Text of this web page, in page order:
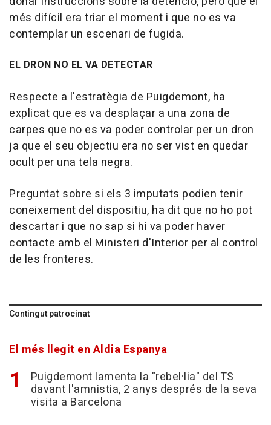
més difícil era triar el moment i que no es va
contemplar un escenari de fugida.
EL DRON NO EL VA DETECTAR
Respecte a l'estratègia de Puigdemont, ha
explicat que es va desplaçar a una zona de
carpes que no es va poder controlar per un dron
ja que el seu objectiu era no ser vist en quedar
ocult per una tela negra.
Preguntat sobre si els 3 imputats podien tenir
coneixement del dispositiu, ha dit que no ho pot
descartar i que no sap si hi va poder haver
contacte amb el Ministeri d'Interior per al control
de les fronteres.
Contingut patrocinat
El més llegit en Aldia Espanya
Puigdemont lamenta la "rebel·lia" del TS
davant l'amnistia, 2 anys després de la seva
visita a Barcelona